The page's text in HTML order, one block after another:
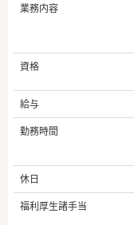
業務内容
資格
給与
勤務時間
休日
福利厚生諸手当